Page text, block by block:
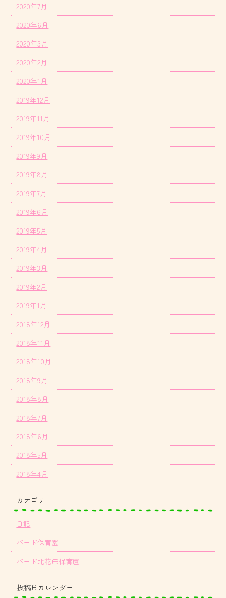
2020年7月
2020年6月
2020年3月
2020年2月
2020年1月
2019年12月
2019年11月
2019年10月
2019年9月
2019年8月
2019年7月
2019年6月
2019年5月
2019年4月
2019年3月
2019年2月
2019年1月
2018年12月
2018年11月
2018年10月
2018年9月
2018年8月
2018年7月
2018年6月
2018年5月
2018年4月
カテゴリー
日記
バード保育園
バード北花田保育園
投稿日カレンダー